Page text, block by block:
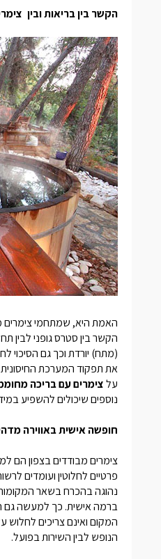
הקשר בין בריאות ובין
האמת היא, שמתחמיצימרים
הקשר בין סטרס גופני לבין
(מתח) יורדת וכך גם הסיכוי
את תפקוד המערכת
עלצימרים עם בריכה
נוספים שיכולים להשפיע
חופשה אישית באווירה
צימרים מבודדים בצפוןהם
פרטיים לחלוטין ועומדים
נהוגה בהכרח בשאר
ברמה אישית. כך למעשה גם
המקום ואינם צריכים לחלוש
הנופש לבין השירות בפועל.